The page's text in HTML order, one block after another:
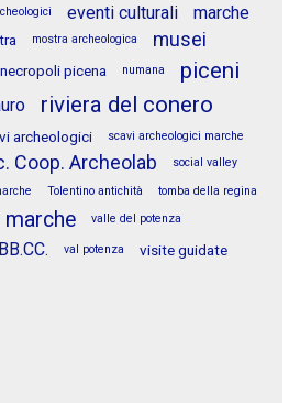
eventi culturali marche
mostra archeologica musei
necropoli picena numana piceni
riviera del conero
archeologici
scavi archeologici marche
Coop. Archeolab
social valley
Tolentino antichità tomba della regina
valle del potenza
val potenza visite guidate